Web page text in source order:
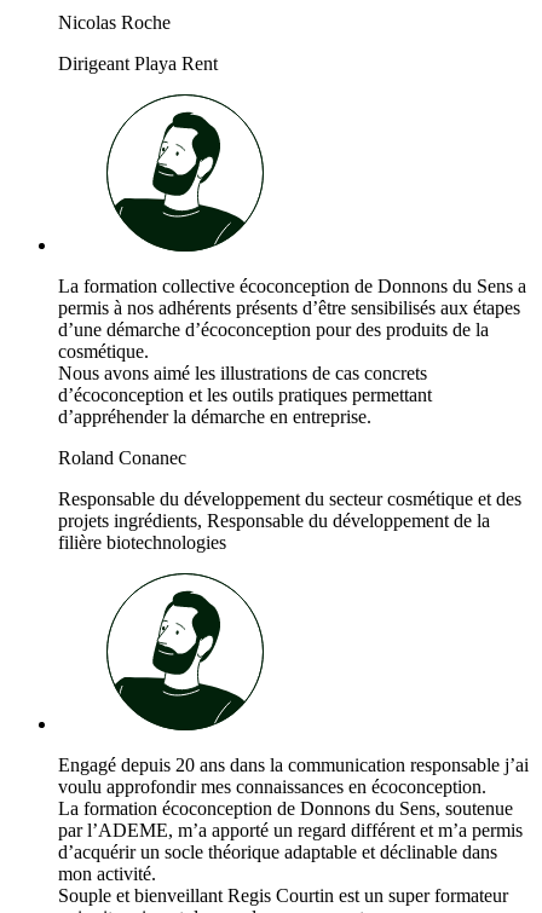
Nicolas Roche
Dirigeant Playa Rent
La formation collective écoconception de Donnons du Sens a
permis à nos adhérents présents d’être sensibilisés aux étapes
d’une démarche d’écoconception pour des produits de la
cosmétique.
Nous avons aimé les illustrations de cas concrets
d’écoconception et les outils pratiques permettant
d’appréhender la démarche en entreprise.
Roland Conanec
Responsable du développement du secteur cosmétique et des
projets ingrédients, Responsable du développement de la
filière biotechnologies
Engagé depuis 20 ans dans la communication responsable j’ai
voulu approfondir mes connaissances en écoconception.
La formation écoconception de Donnons du Sens, soutenue
par l’ADEME, m’a apporté un regard différent et m’a permis
d’acquérir un socle théorique adaptable et déclinable dans
mon activité.
Souple et bienveillant Regis Courtin est un super formateur